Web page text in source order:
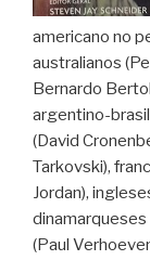
americano no
australianos
Bernardo
argentino-
(David
Tarkovski),
Jordan),
dinamarqueses
(Paul